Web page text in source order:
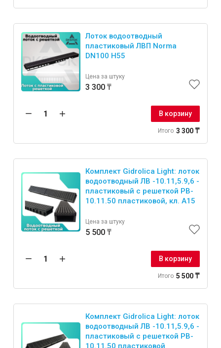
Лоток водоотводный
пластиковый ЛВП Norma
DN100 H55
Цена за штуку
3 300 ₸
В корзину
Итого 3 300 ₸
Комплект Gidrolica Light: лоток
водоотводный ЛВ -10.11,5.9,6 -
пластиковый с решеткой РВ-
10.11.50 пластиковой, кл. A15
Цена за штуку
5 500 ₸
В корзину
Итого 5 500 ₸
Комплект Gidrolica Light: лоток
водоотводный ЛВ -10.11,5.9,6 -
пластиковый с решеткой РВ-
10.11.50 пластиковой